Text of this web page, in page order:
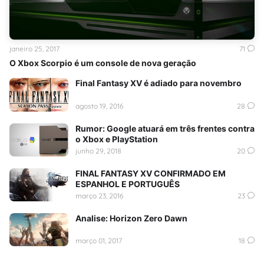
O Xbox Scorpio é um console de nova geração
janeiro 25, 2017 71
Final Fantasy XV é adiado para novembro
agosto 19, 2016 28
Rumor: Google atuará em três frentes contra
o Xbox e PlayStation
junho 29, 2018 20
FINAL FANTASY XV CONFIRMADO EM
ESPANHOL E PORTUGUÊS
março 23, 2016 23
Analise: Horizon Zero Dawn
março 01, 2017 18